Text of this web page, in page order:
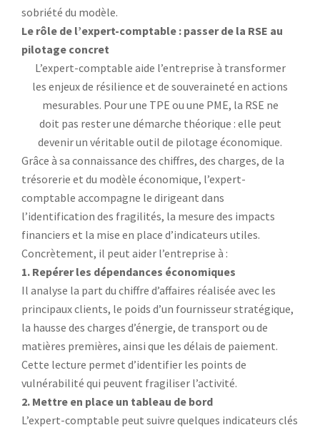
sobriété du modèle.
Le rôle de l’expert-comptable : passer de la RSE au
pilotage concret
L’expert-comptable aide l’entreprise à transformer
les enjeux de résilience et de souveraineté en actions
mesurables. Pour une TPE ou une PME, la RSE ne
doit pas rester une démarche théorique : elle peut
devenir un véritable outil de pilotage économique.
Grâce à sa connaissance des chiffres, des charges, de la
trésorerie et du modèle économique, l’expert-
comptable accompagne le dirigeant dans
l’identification des fragilités, la mesure des impacts
financiers et la mise en place d’indicateurs utiles.
Concrètement, il peut aider l’entreprise à :
1. Repérer les dépendances économiques
Il analyse la part du chiffre d’affaires réalisée avec les
principaux clients, le poids d’un fournisseur stratégique,
la hausse des charges d’énergie, de transport ou de
matières premières, ainsi que les délais de paiement.
Cette lecture permet d’identifier les points de
vulnérabilité qui peuvent fragiliser l’activité.
2. Mettre en place un tableau de bord
L’expert-comptable peut suivre quelques indicateurs clés